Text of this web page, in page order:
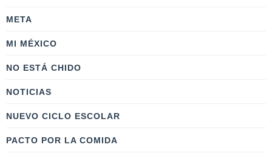
META
MI MÉXICO
NO ESTÁ CHIDO
NOTICIAS
NUEVO CICLO ESCOLAR
PACTO POR LA COMIDA